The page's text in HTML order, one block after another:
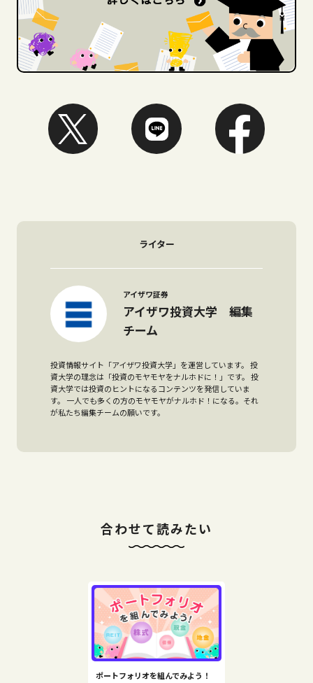
ライター
アイザワ証券
アイザワ投資大学 編集
チーム
投資情報サイト「アイザワ投資大学」を運営しています。 投
資大学の理念は「投資のモヤモヤをナルホドに！」です。 投
資大学では投資のヒントになるコンテンツを発信していま
す。 一人でも多くの方のモヤモヤがナルホド！になる。それ
が私たち編集チームの願いです。
合わせて読みたい
ポートフォリオを組んでみよう！